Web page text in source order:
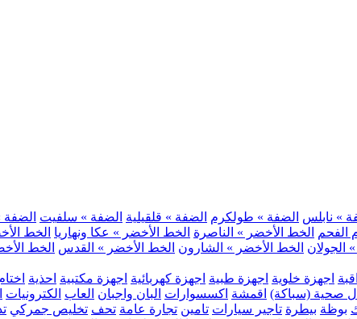
» نابلس الضفة » طولكرم الضفة » قلقيلية الضفة » سلفيت الضفة
الفحم الخط الأخضر » الناصرة الخط الأخضر » عكا ونهاريا الخط
الجولان الخط الأخضر » الشارون الخط الأخضر » القدس الخط
اجهزة خلوية اجهزة طبية اجهزة كهربائية اجهزة مكتبية احذية
صحية (سباكة) اقمشة اكسسوارات البان واجبان العاب الكترونيات
بوظة بيطرة تاجير سيارات تامين تجارة عامة تحف تخليص جمركي